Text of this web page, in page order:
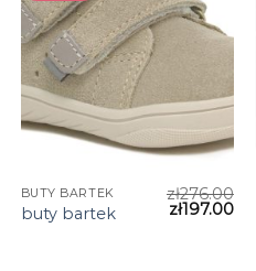
BUTY BARTEK
buty bartek
zł276.00
zł197.00